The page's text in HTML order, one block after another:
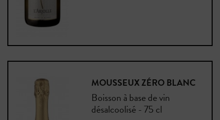
MOUSSEUX ZÉRO BLANC
Boisson à base de vin
désalcoolisé - 75 cl